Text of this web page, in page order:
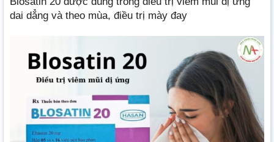
dai dẳng và theo mùa, điều trị mày đay